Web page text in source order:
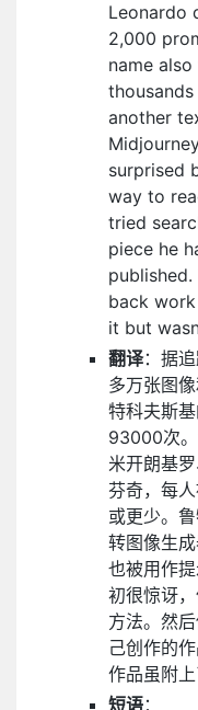
Leonardo
2,000
name
another
surprised
way to
tried
piece he
back
it but
翻译：据
多万张图
特科夫斯
93000次
米开朗基罗
芬奇，每
或更少。
转图像生
也被用作
初很惊讶
方法。然
己创作的
作品虽附
短语：